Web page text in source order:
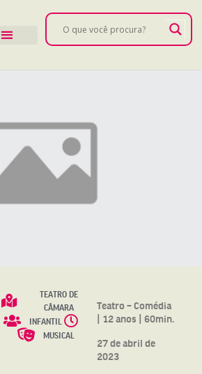
TEATRO DE
CÂMARA
INFANTIL
MUSICAL
Teatro – Comédia
| 12 anos | 60min.
27 de abril de
2023